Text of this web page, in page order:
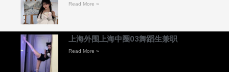
Read More »
上海外围上海中圈03舞蹈生兼职
Read More »